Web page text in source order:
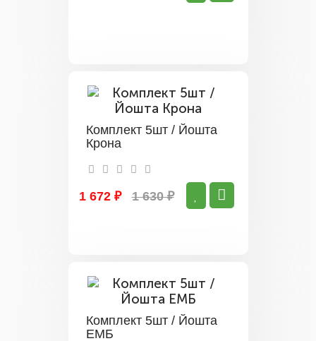
Комплект 5шт / Йошта
Крона
1 672 ₽ 1 630 ₽
Комплект 5шт / Йошта
ЕМБ